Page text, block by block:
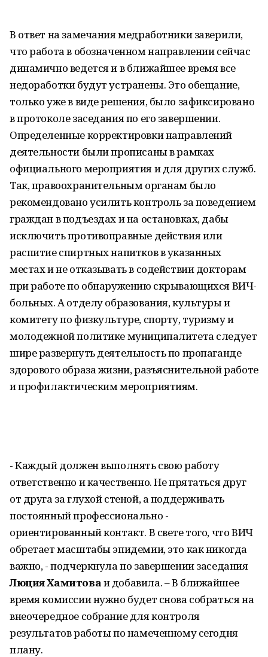
В ответ на замечания медработники заверили,
что работа в обозначенном направлении сейчас
динамично ведется и в ближайшее время все
недоработки будут устранены. Это обещание,
только уже в виде решения, было зафиксировано
в протоколе заседания по его завершении.
Определенные корректировки направлений
деятельности были прописаны в рамках
официального мероприятия и для других служб.
Так, правоохранительным органам было
рекомендовано усилить контроль за поведением
граждан в подъездах и на остановках, дабы
исключить противоправные действия или
распитие спиртных напитков в указанных
местах и не отказывать в содействии докторам
при работе по обнаружению скрывающихся ВИЧ-
больных. А отделу образования, культуры и
комитету по физкультуре, спорту, туризму и
молодежной политике муниципалитета следует
шире развернуть деятельность по пропаганде
здорового образа жизни, разъяснительной работе
и профилактическим мероприятиям.
- Каждый должен выполнять свою работу
ответственно и качественно. Не прятаться друг
от друга за глухой стеной, а поддерживать
постоянный профессионально -
ориентированный контакт. В свете того, что ВИЧ
обретает масштабы эпидемии, это как никогда
важно, - подчеркнула по завершении заседания
Люция Хамитоваи добавила. – В ближайшее
время комиссии нужно будет снова собраться на
внеочередное собрание для контроля
результатов работы по намеченному сегодня
плану.